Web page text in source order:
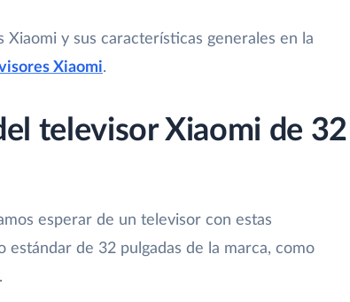
y sus características generales en la
Xiaomi.
televisor Xiaomi de 32
esperar de un televisor con estas
de 32 pulgadas de la marca, como